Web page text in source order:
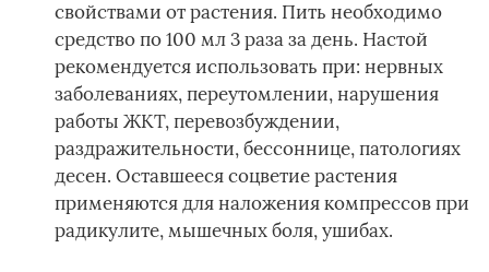
свойствами от растения. Пить необходимо
средство по 100 мл 3 раза за день. Настой
рекомендуется использовать при: нервных
заболеваниях, переутомлении, нарушения
работы ЖКТ, перевозбуждении,
раздражительности, бессоннице, патологиях
десен. Оставшееся соцветие растения
применяются для наложения компрессов при
радикулите, мышечных боля, ушибах.